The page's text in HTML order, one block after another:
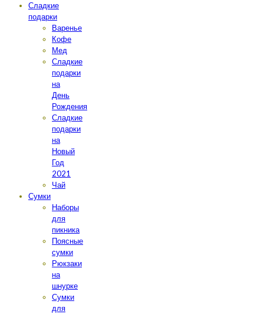
Сладкие
подарки
Варенье
Кофе
Мед
Сладкие
подарки
на
День
Рождения
Сладкие
подарки
на
Новый
Год
2021
Чай
Сумки
Наборы
для
пикника
Поясные
сумки
Рюкзаки
на
шнурке
Сумки
для